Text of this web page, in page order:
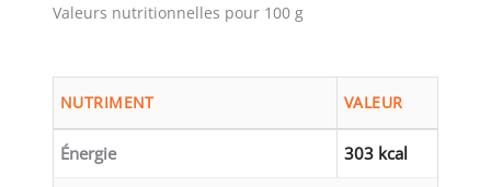
Valeurs nutritionnelles pour 100 g
NUTRIMENT VALEUR
Énergie 303 kcal